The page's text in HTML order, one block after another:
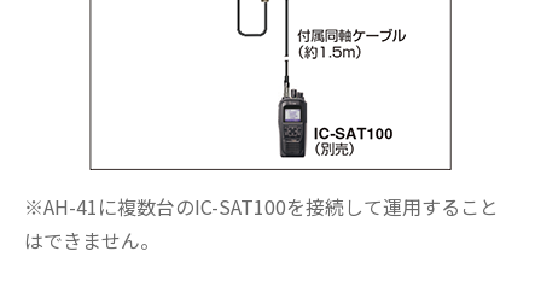
※AH-41に複数台のIC-SAT100を接続して運用すること
はできません。